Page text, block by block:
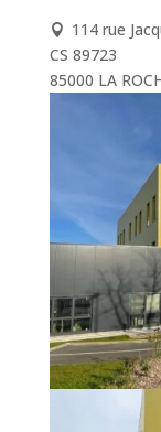

114 rue
CS 89723
85000 LA